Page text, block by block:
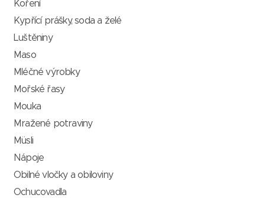
Koření
Kypřící prášky, soda a želé
Luštěniny
Maso
Mléčné výrobky
Mořské řasy
Mouka
Mražené potraviny
Müsli
Nápoje
Obilné vločky a obiloviny
Ochucovadla